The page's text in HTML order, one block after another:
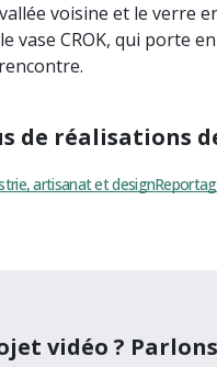
voisine et le verre
vase CROK, qui porte
de réalisations
artisanat et design
vidéo ?